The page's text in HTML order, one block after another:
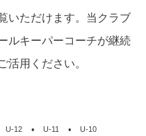
いただけます。当クラブ
ルキーパーコーチが継続
活用ください。
U-12 U-11 U-10